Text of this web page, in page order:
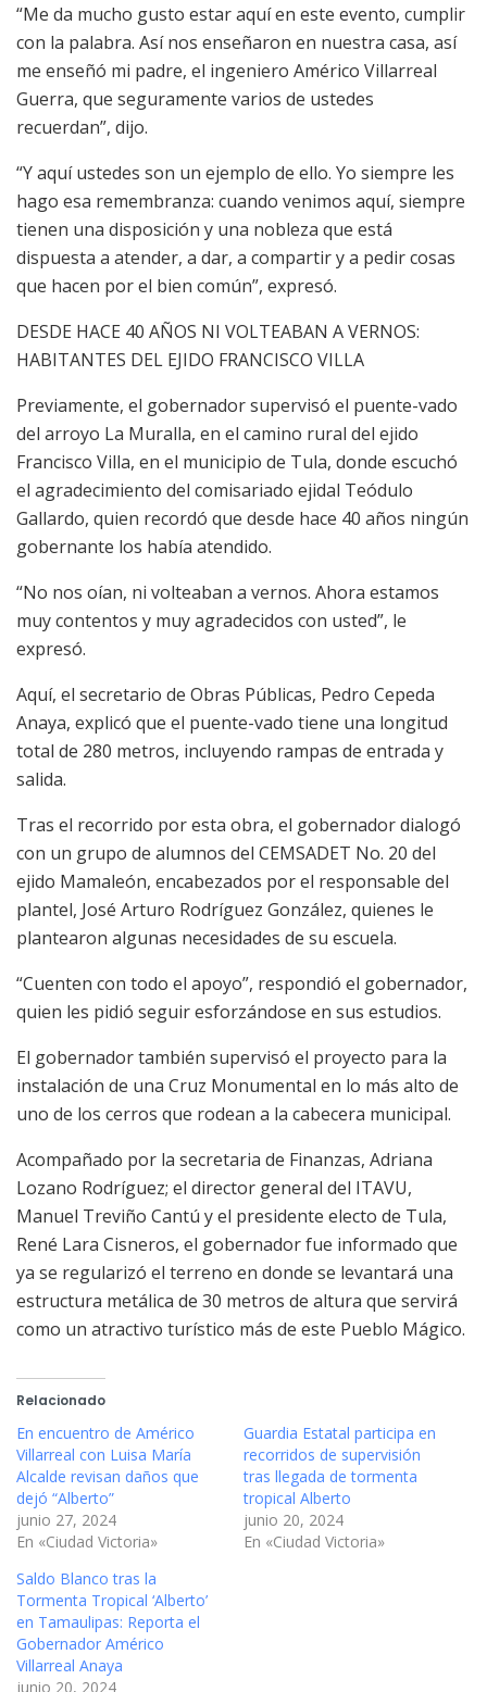
“Me da mucho gusto estar aquí en este evento, cumplir
con la palabra. Así nos enseñaron en nuestra casa, así
me enseñó mi padre, el ingeniero Américo Villarreal
Guerra, que seguramente varios de ustedes
recuerdan”, dijo.
“Y aquí ustedes son un ejemplo de ello. Yo siempre les
hago esa remembranza: cuando venimos aquí, siempre
tienen una disposición y una nobleza que está
dispuesta a atender, a dar, a compartir y a pedir cosas
que hacen por el bien común”, expresó.
DESDE HACE 40 AÑOS NI VOLTEABAN A VERNOS:
HABITANTES DEL EJIDO FRANCISCO VILLA
Previamente, el gobernador supervisó el puente-vado
del arroyo La Muralla, en el camino rural del ejido
Francisco Villa, en el municipio de Tula, donde escuchó
el agradecimiento del comisariado ejidal Teódulo
Gallardo, quien recordó que desde hace 40 años ningún
gobernante los había atendido.
“No nos oían, ni volteaban a vernos. Ahora estamos
muy contentos y muy agradecidos con usted”, le
expresó.
Aquí, el secretario de Obras Públicas, Pedro Cepeda
Anaya, explicó que el puente-vado tiene una longitud
total de 280 metros, incluyendo rampas de entrada y
salida.
Tras el recorrido por esta obra, el gobernador dialogó
con un grupo de alumnos del CEMSADET No. 20 del
ejido Mamaleón, encabezados por el responsable del
plantel, José Arturo Rodríguez González, quienes le
plantearon algunas necesidades de su escuela.
“Cuenten con todo el apoyo”, respondió el gobernador,
quien les pidió seguir esforzándose en sus estudios.
El gobernador también supervisó el proyecto para la
instalación de una Cruz Monumental en lo más alto de
uno de los cerros que rodean a la cabecera municipal.
Acompañado por la secretaria de Finanzas, Adriana
Lozano Rodríguez; el director general del ITAVU,
Manuel Treviño Cantú y el presidente electo de Tula,
René Lara Cisneros, el gobernador fue informado que
ya se regularizó el terreno en donde se levantará una
estructura metálica de 30 metros de altura que servirá
como un atractivo turístico más de este Pueblo Mágico.
Relacionado
En encuentro de Américo
Villarreal con Luisa María
Alcalde revisan daños que
dejó “Alberto”
junio 27, 2024
En «Ciudad Victoria»
Guardia Estatal participa en
recorridos de supervisión
tras llegada de tormenta
tropical Alberto
junio 20, 2024
En «Ciudad Victoria»
Saldo Blanco tras la
Tormenta Tropical ‘Alberto’
en Tamaulipas: Reporta el
Gobernador Américo
Villarreal Anaya
junio 20, 2024